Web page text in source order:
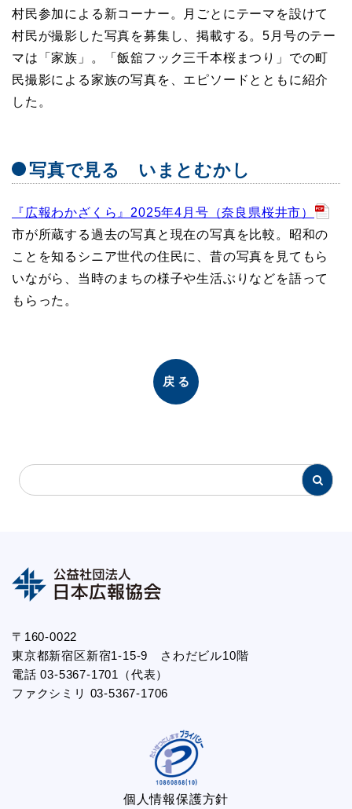
村民参加による新コーナー。月ごとにテーマを設けて
村民が撮影した写真を募集し、掲載する。5月号のテー
マは「家族」。「飯舘フック三千本桜まつり」での町
民撮影による家族の写真を、エピソードとともに紹介
した。
写真で見る いまとむかし
『広報わかざくら』2025年4月号（奈良県桜井市）
市が所蔵する過去の写真と現在の写真を比較。昭和の
ことを知るシニア世代の住民に、昔の写真を見てもら
いながら、当時のまちの様子や生活ぶりなどを語って
もらった。
戻る
〒160-0022
東京都新宿区新宿1-15-9 さわだビル10階
電話 03-5367-1701（代表）
ファクシミリ 03-5367-1706
個人情報保護方針